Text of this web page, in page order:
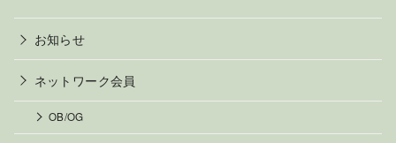
お知らせ
ネットワーク会員
OB/OG